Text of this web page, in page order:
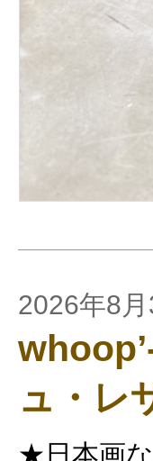
2026年8
ュ・レ
★日本画